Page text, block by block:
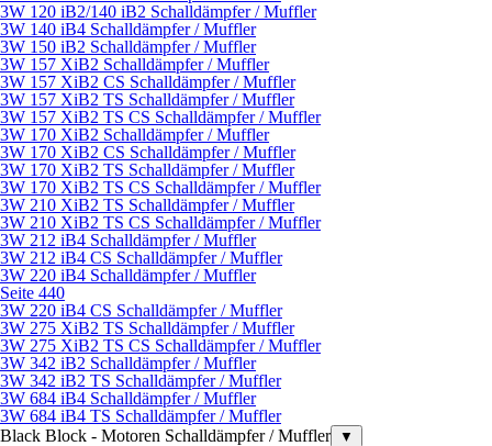
3W 120 iB2/140 iB2 Schalldämpfer / Muffler
3W 140 iB4 Schalldämpfer / Muffler
3W 150 iB2 Schalldämpfer / Muffler
3W 157 XiB2 Schalldämpfer / Muffler
3W 157 XiB2 CS Schalldämpfer / Muffler
3W 157 XiB2 TS Schalldämpfer / Muffler
3W 157 XiB2 TS CS Schalldämpfer / Muffler
3W 170 XiB2 Schalldämpfer / Muffler
3W 170 XiB2 CS Schalldämpfer / Muffler
3W 170 XiB2 TS Schalldämpfer / Muffler
3W 170 XiB2 TS CS Schalldämpfer / Muffler
3W 210 XiB2 TS Schalldämpfer / Muffler
3W 210 XiB2 TS CS Schalldämpfer / Muffler
3W 212 iB4 Schalldämpfer / Muffler
3W 212 iB4 CS Schalldämpfer / Muffler
3W 220 iB4 Schalldämpfer / Muffler
Seite 440
3W 220 iB4 CS Schalldämpfer / Muffler
3W 275 XiB2 TS Schalldämpfer / Muffler
3W 275 XiB2 TS CS Schalldämpfer / Muffler
3W 342 iB2 Schalldämpfer / Muffler
3W 342 iB2 TS Schalldämpfer / Muffler
3W 684 iB4 Schalldämpfer / Muffler
3W 684 iB4 TS Schalldämpfer / Muffler
Black Block - Motoren Schalldämpfer / Muffler
▼